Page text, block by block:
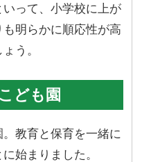
って、小学校に上が
明らかに順応性が高
う。
ども園
教育と保育を一緒に
始まりました。